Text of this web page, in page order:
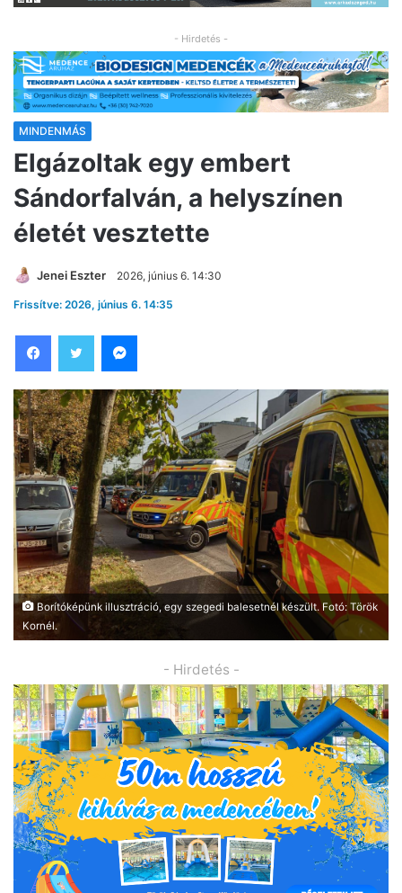
- Hirdetés -
MINDENMÁS
Elgázoltak egy embert
Sándorfalván, a helyszínen
életét vesztette
Jenei Eszter 2026, június 6. 14:30
Frissítve: 2026, június 6. 14:35
Borítóképünk illusztráció, egy szegedi balesetnél készült. Fotó: Török
Kornél.
- Hirdetés -